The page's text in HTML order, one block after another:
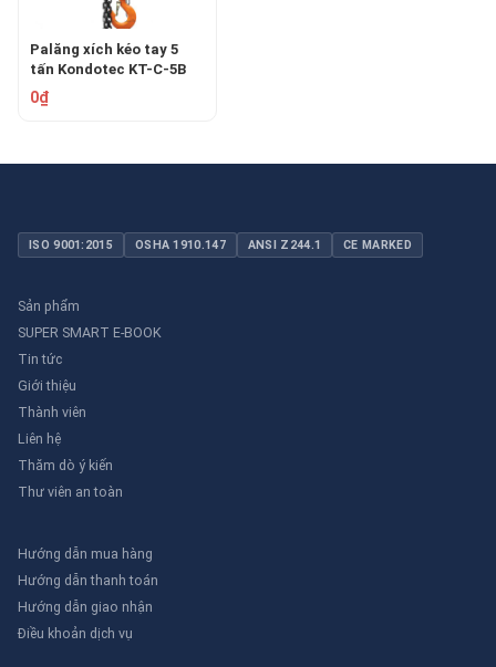
Palăng xích kéo tay 5
tấn Kondotec KT-C-5B
0₫
ISO 9001:2015 OSHA 1910.147 ANSI Z244.1 CE MARKED
Sản phẩm
SUPER SMART E-BOOK
Tin tức
Giới thiệu
Thành viên
Liên hệ
Thăm dò ý kiến
Thư viên an toàn
Hướng dẫn mua hàng
Hướng dẫn thanh toán
Hướng dẫn giao nhận
Điều khoản dịch vụ